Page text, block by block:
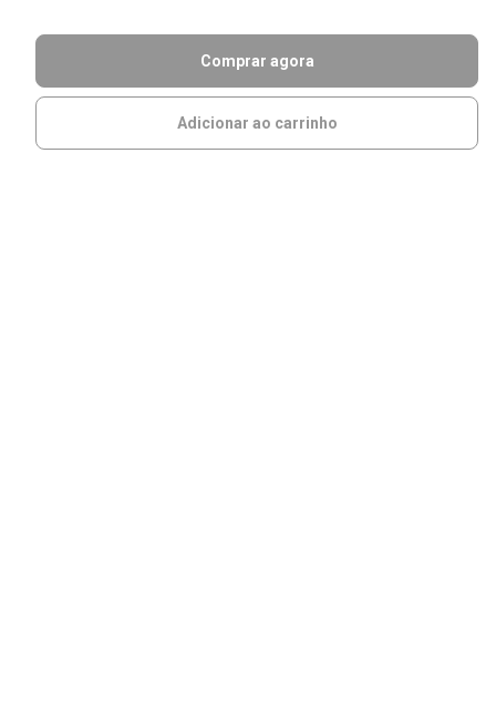
Comprar agora
Adicionar ao carrinho